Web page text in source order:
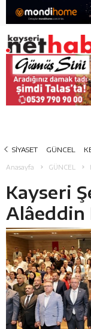
SİYASET GÜNCEL
Anasayfa GÜNCEL
Kayseri
Alâeddin